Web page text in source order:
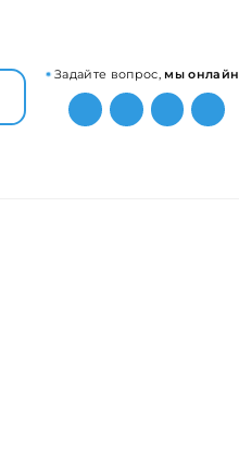
Задайте вопрос, мы онлайн